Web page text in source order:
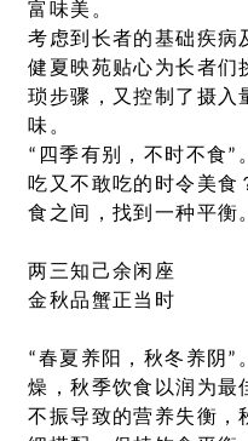
富味美。
考虑到长者的基础疾病
健夏映苑贴心为长者们
琐步骤，又控制了摄入
味。
“四季有别，不时不食”
吃又不敢吃的时令美食
食之间，找到一种平衡
两三知己余闲座
金秋品蟹正当时
“春夏养阳，秋冬养阴”
燥，秋季饮食以润为最
不振导致的营养失衡，